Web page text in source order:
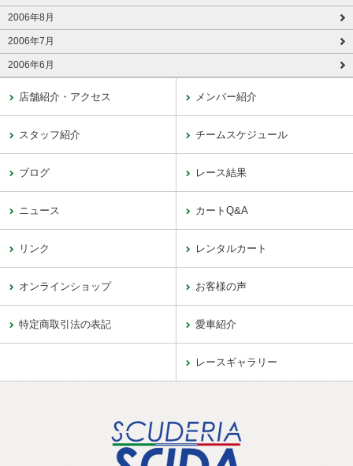
2006年8月
2006年7月
2006年6月
店舗紹介・アクセス メンバー紹介
スタッフ紹介 チームスケジュール
ブログ レース結果
ニュース カートQ&A
リンク レンタルカート
オンラインショップ お客様の声
特定商取引法の表記 愛車紹介
レースギャラリー